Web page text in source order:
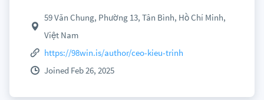
59 Văn Chung, Phường 13, Tân Bình, Hồ Chí Minh,
Việt Nam
https://98win.is/author/ceo-kieu-trinh
Joined Feb 26, 2025